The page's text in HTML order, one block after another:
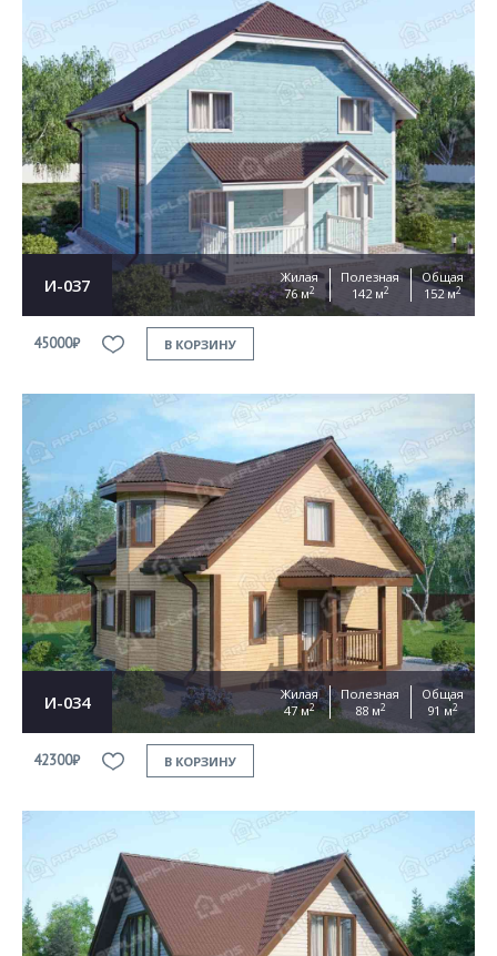
И-037
Жилая
76 м2
Полезная
142 м2
Общая
152 м2
45000₽ В КОРЗИНУ
И-034
Жилая
47 м2
Полезная
88 м2
Общая
91 м2
42300₽ В КОРЗИНУ